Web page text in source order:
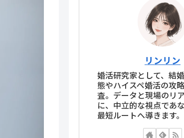
リンリン
婚活研究家として、結
態やハイスペ婚活の攻
査。データと現場のリ
に、中立的な視点であ
最短ルートへ導きます。